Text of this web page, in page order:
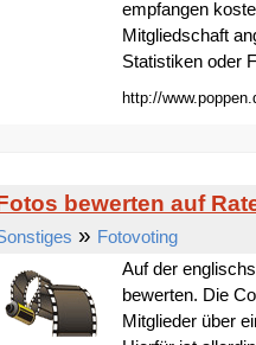
empfangen
Mitgliedschaft
Statistiken oder
http://
bewerten auf
» Fotovoting
Auf der
bewerten. Die
Mitglieder über